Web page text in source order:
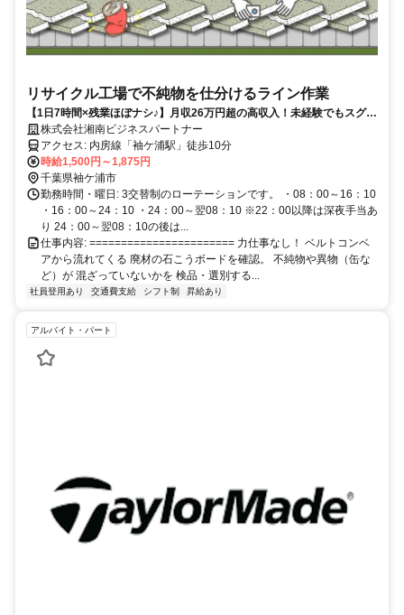
リサイクル工場で不純物を仕分けるライン作業
【1日7時間×残業ほぼナシ♪】月収26万円超の高収入！未経験でもスグに
覚えられるシンプル作業！初期費用0円で即入居可能な寮完備◎
株式会社湘南ビジネスパートナー
アクセス: 内房線「袖ケ浦駅」徒歩10分
時給1,500円～1,875円
千葉県袖ケ浦市
勤務時間・曜日: 3交替制のローテーションです。 ・08：00～16：10
・16：00～24：10 ・24：00～翌08：10 ※22：00以降は深夜手当あ
り 24：00～翌08：10の後は...
仕事内容: ======================= 力仕事なし！ ベルトコンベ
アから流れてくる 廃材の石こうボードを確認。 不純物や異物（缶な
ど）が 混ざっていないかを 検品・選別する...
社員登用あり 交通費支給 シフト制 昇給あり
アルバイト・パート